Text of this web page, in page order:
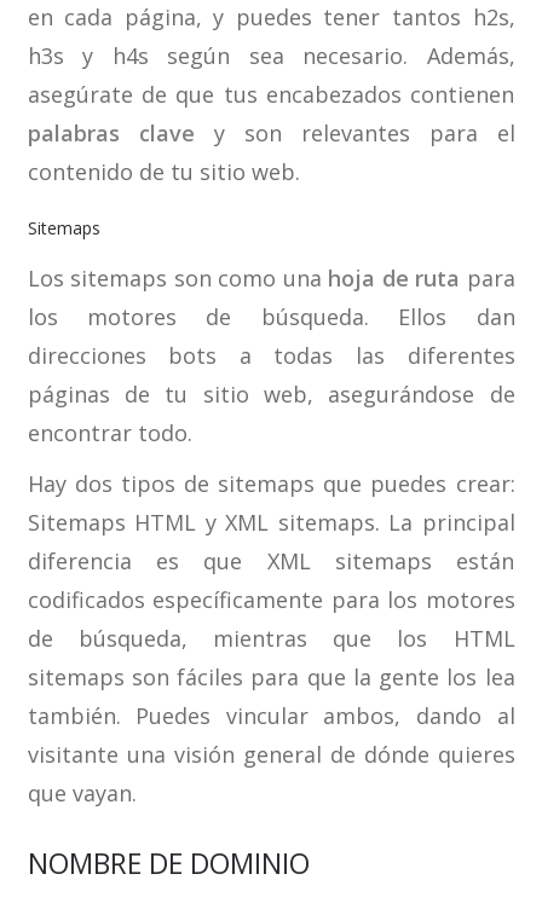
en cada página, y puedes tener tantos h2s,
h3s y h4s según sea necesario. Además,
asegúrate de que tus encabezados contienen
palabras clave
y son relevantes para el
contenido de tu sitio web.
Sitemaps
Los sitemaps son como una hoja de ruta para
los motores de búsqueda. Ellos dan
direcciones bots a todas las diferentes
páginas de tu sitio web, asegurándose de
encontrar todo.
Hay dos tipos de sitemaps que puedes crear:
Sitemaps HTML y XML sitemaps. La principal
diferencia es que XML sitemaps están
codificados específicamente para los motores
de búsqueda, mientras que los HTML
sitemaps son fáciles para que la gente los lea
también. Puedes vincular ambos, dando al
visitante una visión general de dónde quieres
que vayan.
NOMBRE DE DOMINIO